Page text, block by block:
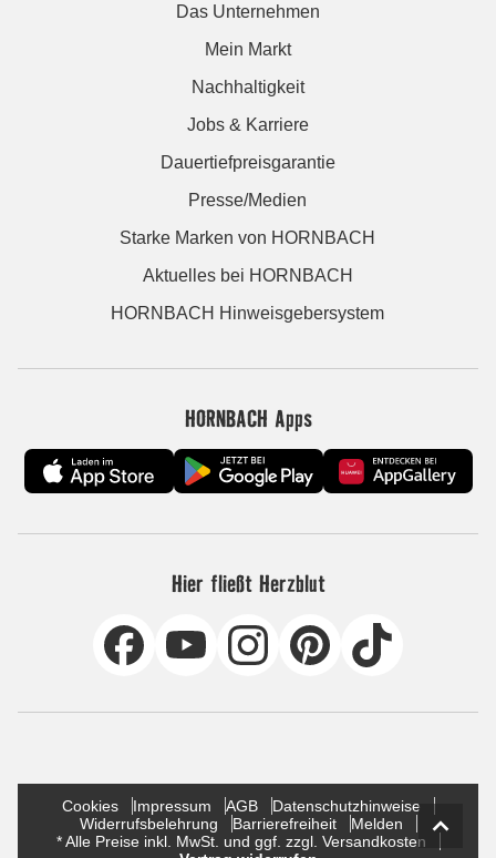
Das Unternehmen
Mein Markt
Nachhaltigkeit
Jobs & Karriere
Dauertiefpreisgarantie
Presse/Medien
Starke Marken von HORNBACH
Aktuelles bei HORNBACH
HORNBACH Hinweisgebersystem
HORNBACH Apps
Hier fließt Herzblut
Cookies Impressum AGB
Datenschutzhinweise
Widerrufsbelehrung
Barrierefreiheit
Melden
* Alle Preise inkl. MwSt. und ggf. zzgl. Versandkosten